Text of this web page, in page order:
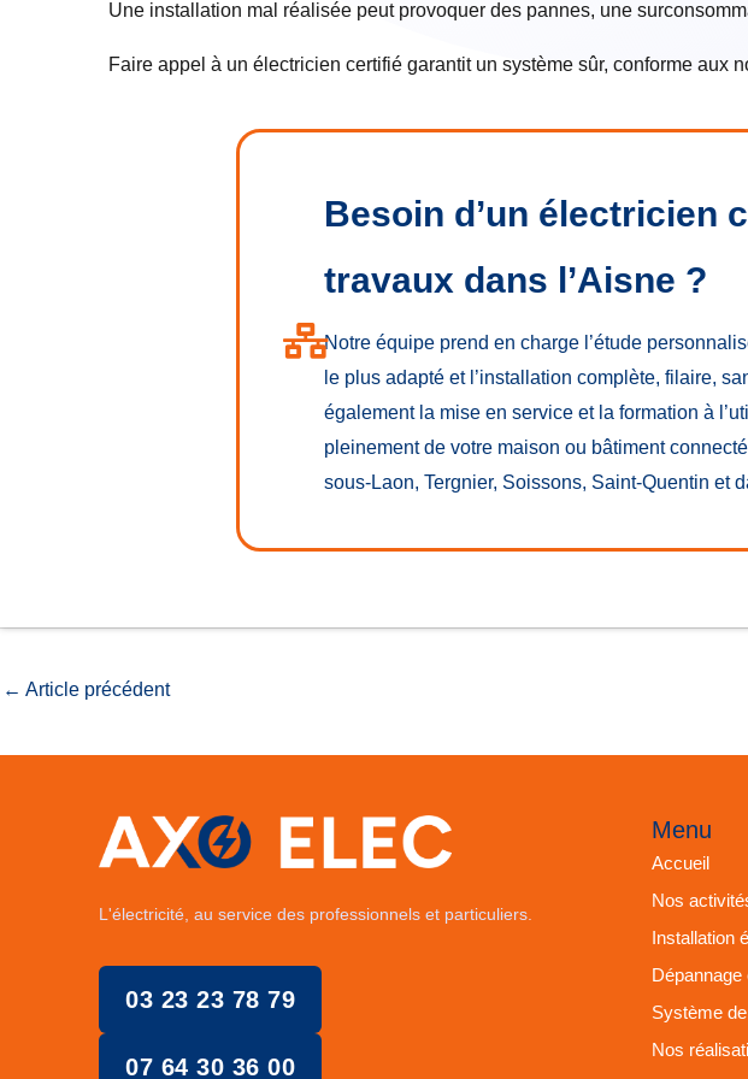
Une installation mal réalisée peut provoquer des pannes, une
Faire appel à un électricien certifié garantit un système sûr, conforme aux
Besoin d’un électricien
travaux dans l’Aisne ?
Notre équipe prend en charge l’étude
le plus adapté et l’installation complète, filaire,
également la mise en service et la formation à
pleinement de votre maison ou bâtiment
sous-Laon, Tergnier, Soissons, Saint-Quentin et
← Article précédent
L'électricité, au service des professionnels et particuliers.
03 23 23 78 79
07 64 30 36 00
Menu
Accueil
Nos
Installation
Dépannage
Système
Nos